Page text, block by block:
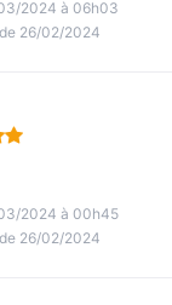
2024 à 06h03
26/02/2024
5
2024 à 00h45
26/02/2024